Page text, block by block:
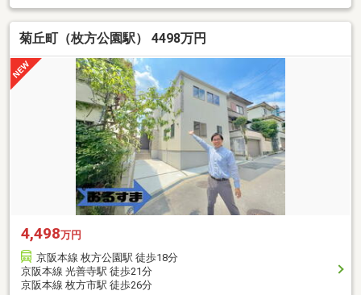
菊丘町（枚方公園駅） 4498万円
4,498万円
京阪本線 枚方公園駅 徒歩18分
京阪本線 光善寺駅 徒歩21分
京阪本線 枚方市駅 徒歩26分